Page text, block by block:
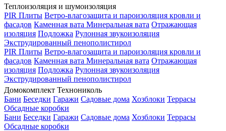
Теплоизоляция и шумоизоляция
PIR Плиты Ветро-влагозащита и пароизоляция кровли и
фасадов Каменная вата Минеральная вата Отражающая
изоляция Подложка Рулонная звукоизоляция
Экструдированный пенополистирол
PIR Плиты Ветро-влагозащита и пароизоляция кровли и
фасадов Каменная вата Минеральная вата Отражающая
изоляция Подложка Рулонная звукоизоляция
Экструдированный пенополистирол
Домокомплект Технониколь
Бани Беседки Гаражи Садовые дома Хозблоки Террасы
Обсадные коробки
Бани Беседки Гаражи Садовые дома Хозблоки Террасы
Обсадные коробки